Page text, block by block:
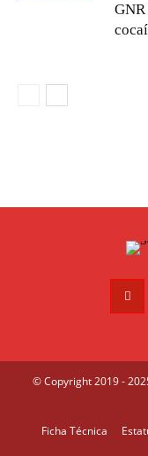
© Copyright 2019 -
Ficha Técnica